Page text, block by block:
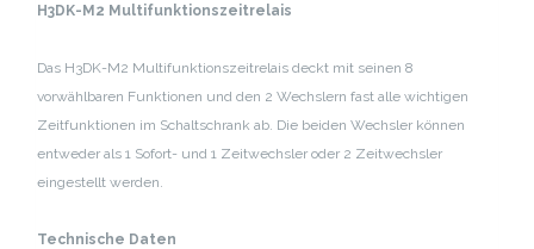
H3DK-M2 Multifunktionszeitrelais
Das H3DK-M2 Multifunktionszeitrelais deckt mit seinen 8
vorwählbaren Funktionen und den 2 Wechslern fast alle wichtigen
Zeitfunktionen im Schaltschrank ab. Die beiden Wechsler können
entweder als 1 Sofort- und 1 Zeitwechsler oder 2 Zeitwechsler
eingestellt werden.
Technische Daten